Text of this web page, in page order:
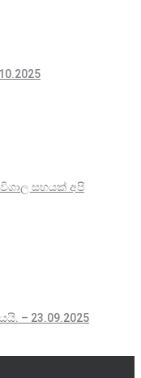
විශාල සහයක් අපි
– 23.09.2025